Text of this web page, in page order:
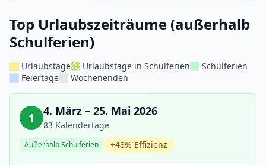
Top Urlaubszeiträume (außerhalb
Schulferien)
Urlaubstage Urlaubstage in Schulferien
Schulferien
Feiertage
Wochenenden
1 4. März – 25. Mai 2026
83 Kalendertage
Außerhalb Schulferien +48% Effizienz